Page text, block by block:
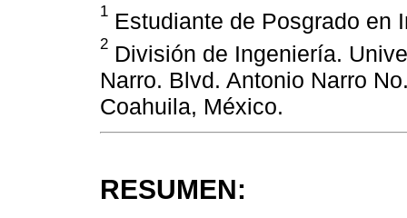
1 Estudiante de Posgrado en
2 División de Ingeniería.
Narro. Blvd. Antonio Narro
Coahuila, México.
RESUMEN: